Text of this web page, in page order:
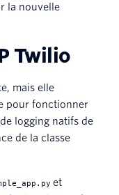
la nouvelle
Twilio
mais elle
pour fonctionner
logging natifs de
de la classe
et